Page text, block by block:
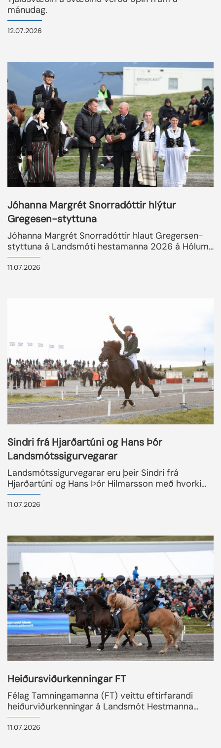
mánudag.
12.07.2026
Jóhanna Margrét Snorradóttir hlýtur
Gregesen-styttuna
Jóhanna Margrét Snorradóttir hlaut Gregersen-
styttuna á Landsmóti hestamanna 2026 á Hólum í
Hjaltadal. Jóhanna sýndi fjölda hrossa á mótinu og
þótti skara fram úr fyrir framúrskarandi
11.07.2026
READMORENEWS
Sindri frá Hjarðartúni og Hans Þór
Landsmótssigurvegarar
Landsmótssigurvegarar eru þeir Sindri frá
Hjarðartúni og Hans Þór Hilmarsson með hvorki
meira né minna en 9,13 í aðaleinkunn. Á eftir þeim
félögum komu þeir Askur frá Holtsmúla 1 og
11.07.2026
Heiðursviðurkenningar FT
Félag Tamningamanna (FT) veittu eftirfarandi
heiðurviðurkenningar á Landsmót Hestmanna
2026 á Hólum í Hjaltadal.
11.07.2026
READMORENEWS